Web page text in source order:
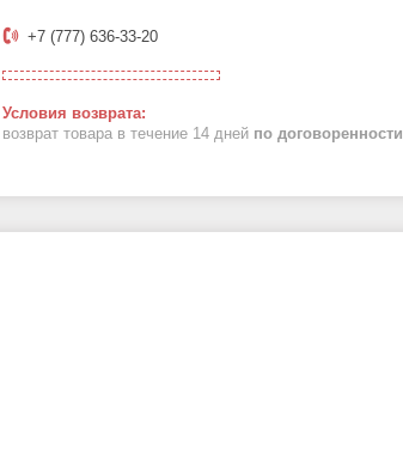
+7 (777) 636-33-20
возврат товара в течение 14 дней по договоренности